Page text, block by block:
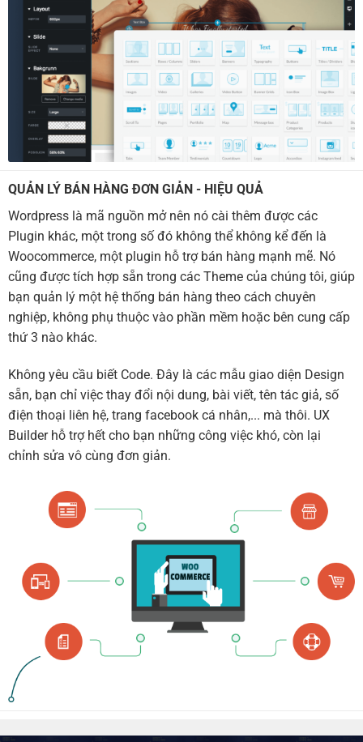
QUẢN LÝ BÁN HÀNG ĐƠN GIẢN - HIỆU QUẢ
Wordpress là mã nguồn mở nên nó cài thêm được các
Plugin khác, một trong số đó không thể không kể đến là
Woocommerce, một plugin hỗ trợ bán hàng mạnh mẽ. Nó
cũng được tích hợp sẵn trong các Theme của chúng tôi, giúp
bạn quản lý một hệ thống bán hàng theo cách chuyên
nghiệp, không phụ thuộc vào phần mềm hoặc bên cung cấp
thứ 3 nào khác.
Không yêu cầu biết Code. Đây là các mẫu giao diện Design
sẵn, bạn chỉ việc thay đổi nội dung, bài viết, tên tác giả, số
điện thoại liên hệ, trang facebook cá nhân,... mà thôi. UX
Builder hỗ trợ hết cho bạn những công việc khó, còn lại
chỉnh sửa vô cùng đơn giản.